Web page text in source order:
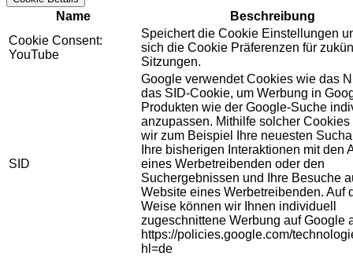
Name
Beschreibung
Cookie Consent:
YouTube
Speichert die Cookie Einstellungen
sich die Cookie Präferenzen für
Sitzungen.
SID
Google verwendet Cookies wie das
das SID-Cookie, um Werbung in
Produkten wie der Google-Suche
anzupassen. Mithilfe solcher Cookies
wir zum Beispiel Ihre neuesten
Ihre bisherigen Interaktionen mit den
eines Werbetreibenden oder den
Suchergebnissen und Ihre Besuche
Website eines Werbetreibenden. Auf
Weise können wir Ihnen individuell
zugeschnittene Werbung auf Google
https://policies.google.com/
hl=de